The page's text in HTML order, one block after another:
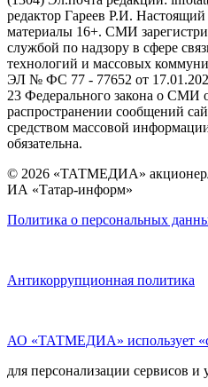
редактор Гареев Р.И.
материалы 16+. СМИ
службой по надзору в сфере
технологий и массовых
ЭЛ № ФС 77 - 77652 от
23 Федерального закона о СМИ
распространении сообщений
средством массовой
обязательна.
© 2026 «ТАТМЕДИА»
ИА «Татар-информ»
Политика о персональных
Антикоррупционная политика
АО «ТАТМЕДИА» использует
для персонализации сервисов и